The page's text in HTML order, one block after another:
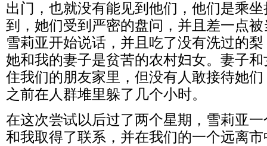
出门，也就没有能见到他们，他们是乘
到，她们受到严密的盘问，并且差一点
雪莉亚开始说话，并且吃了没有洗过的
她和我的妻子是贫苦的农村妇女。妻子
住我们的朋友家里，但没有人敢接待她
之前在人群堆里躲了几个小时。
在这次尝试以后过了两个星期，雪莉亚
和我取得了联系，并在我们的一个远离